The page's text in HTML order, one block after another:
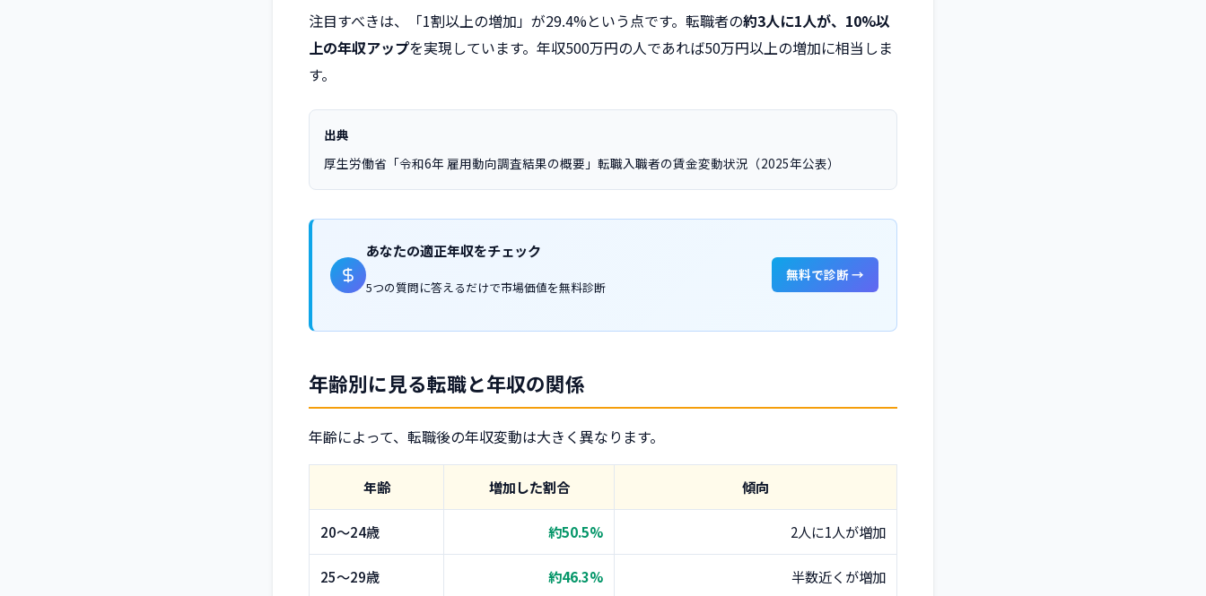
注目すべきは、「1割以上の増加」が29.4%という点です。転職者の約3人に1人が、10%以
上の年収アップを実現しています。年収500万円の人であれば50万円以上の増加に相当しま
す。
出典
厚生労働省「令和6年 雇用動向調査結果の概要」転職入職者の賃金変動状況（2025年公表）
あなたの適正年収をチェック
5つの質問に答えるだけで市場価値を無料診断
無料で診断 →
年齢別に見る転職と年収の関係
年齢によって、転職後の年収変動は大きく異なります。
年齢 増加した割合 傾向
20〜24歳 約50.5% 2人に1人が増加
25〜29歳 約46.3% 半数近くが増加